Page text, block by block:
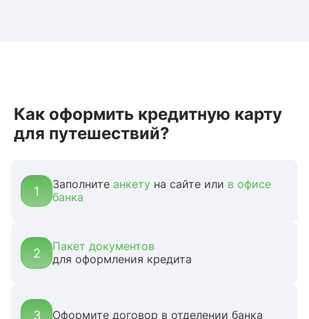
Как оформить кредитную карту
для путешествий?
1 Заполните анкету на сайте или в офисе
банка
2
Пакет документов
для оформления кредита
3 Оформите договор в отделении банка